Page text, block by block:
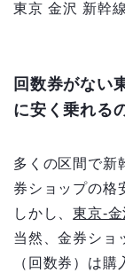
東京 金沢 新幹
回数券がない
に安く乗れる
多くの区間で新
券ショップの格
しかし、東京‐
当然、金券ショ
（回数券）は購